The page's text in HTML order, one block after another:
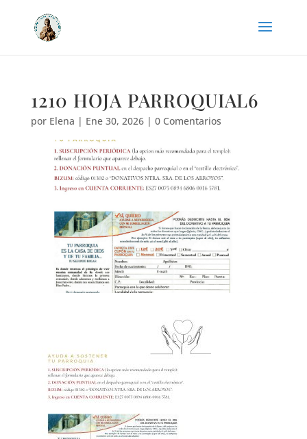
1210 HOJA PARROQUIAL6
por Elena | Ene 30, 2026| 0 Comentarios